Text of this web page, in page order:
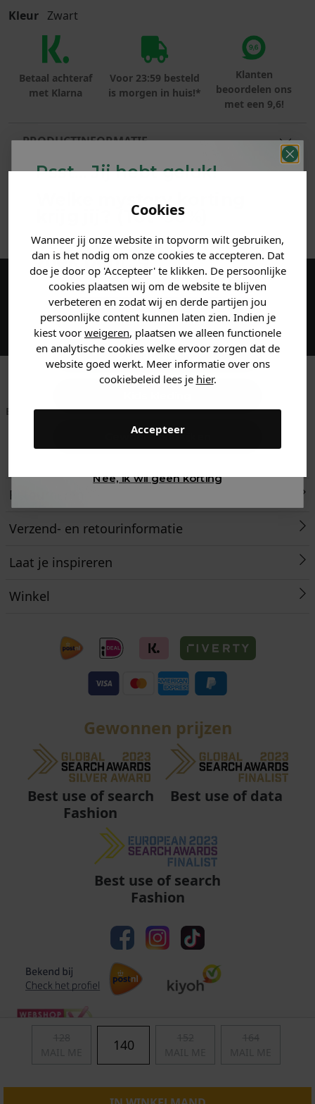
Cookies
Wanneer jij onze website in topvorm wilt gebruiken,
dan is het nodig om onze cookies te accepteren. Dat
doe je door op 'Accepteer' te klikken. De persoonlijke
cookies plaatsen wij om de website te blijven
verbeteren en zodat wij en derde partijen jou
persoonlijke content kunnen laten zien. Indien je
kiest voor weigeren, plaatsen we alleen functionele
en analytische cookies welke ervoor zorgen dat de
website goed werkt. Meer informatie over ons
cookiebeleid lees je hier.
Accepteer
Kleur Zwart
140
Betaal achteraf
met Klarna
Voor 23:59 besteld
is morgen in huis!*
Klanten
beoordelen ons
met een 9,6!
PRODUCTINFORMATIE
ANDERE BESTELDEN OOK
Maak een account aan en ontvang 5%
korting op je eerste bestelling!
Betaal achteraf met
Voor 23:59 besteld
is morgen in huis!*
Klanten beoordelen
Retourneren
Verzend- en retourinformatie
Laat je inspireren
Winkel
Gewonnen prijzen
Best use of search
Fashion
Best use of data
Best use of search
Fashion
Algemene voorwaarden
Psst... Jij hebt geluk!
Welke mystery
krijg jij? (Tot-30%
Vertel ons waar je naar op
zoek bent. 👇
Heren kleding
Dames kleding
Gewoon rondkijken
Nee, ik wil geen korting